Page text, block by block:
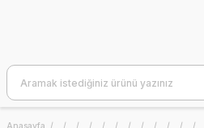
Anasayfa